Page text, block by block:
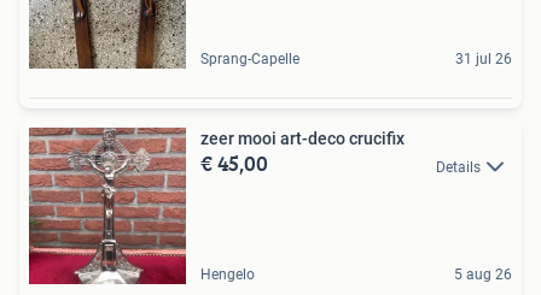
Sprang-Capelle 31 jul 26
zeer mooi art-deco crucifix
€ 45,00 Details
Hengelo 5 aug 26